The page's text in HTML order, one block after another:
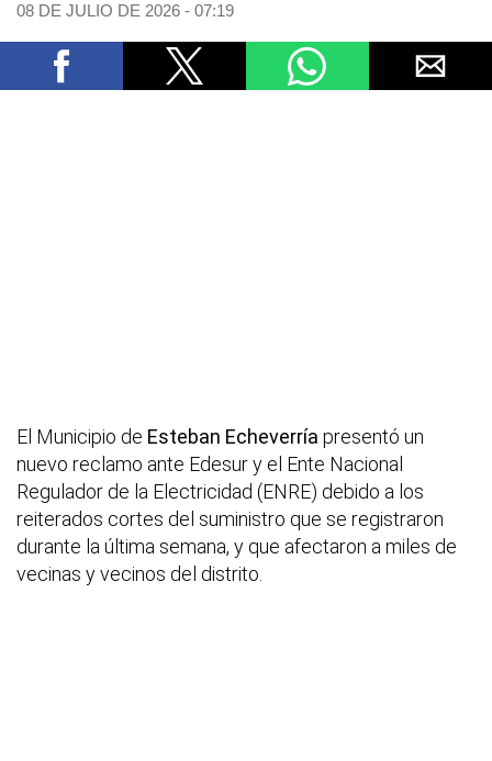
08 DE JULIO DE 2026 - 07:19
El Municipio de Esteban Echeverría presentó un
nuevo reclamo ante Edesur y el Ente Nacional
Regulador de la Electricidad (ENRE) debido a los
reiterados cortes del suministro que se registraron
durante la última semana, y que afectaron a miles de
vecinas y vecinos del distrito.